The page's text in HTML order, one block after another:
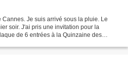
Je suis arrivé sous la pluie. Le
soir. J'ai pris une invitation pour la
de 6 entrées à la Quinzaine des